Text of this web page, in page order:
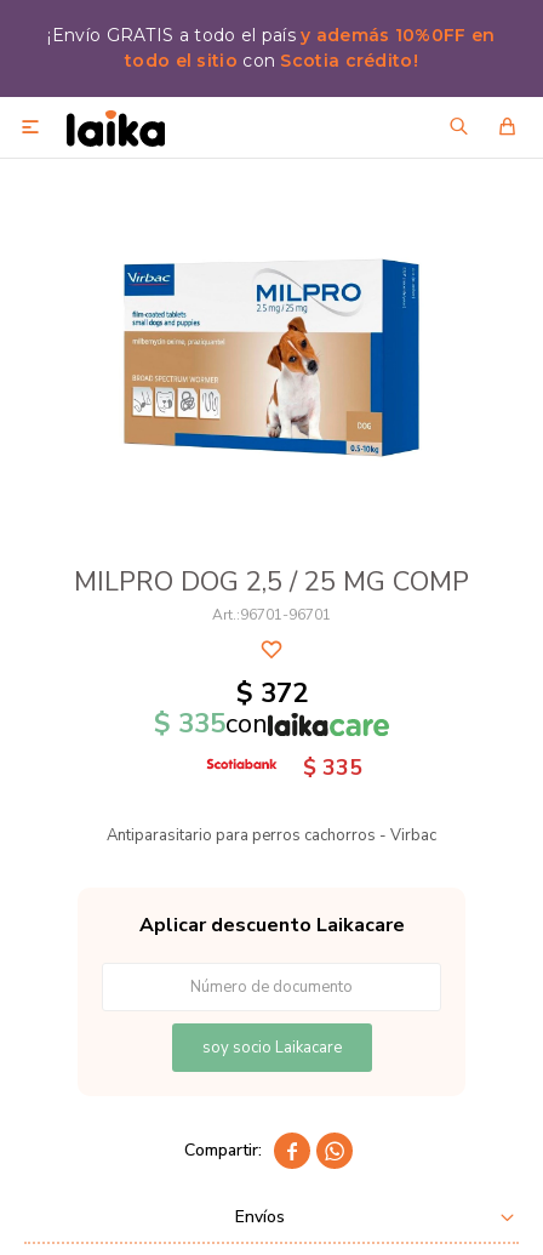
¡Envío GRATIS a todo el paísy además 10%0FF en
todo el sitio con Scotia crédito!

MILPRO DOG 2,5 / 25 MG COMP
96701-96701
$ 372
$ 335con
$ 335
Antiparasitario para perros cachorros - Virbac
Aplicar descuento Laikacare
soy socio Laikacare
 
Envíos